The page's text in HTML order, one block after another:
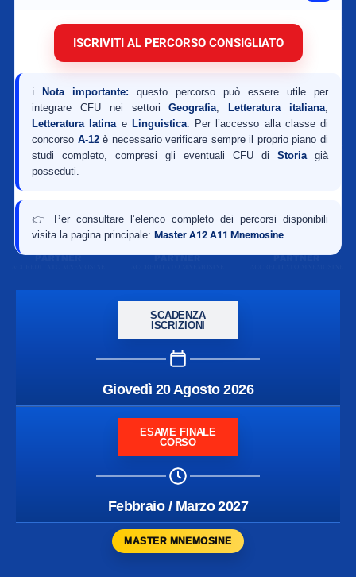
ISCRIVITI AL PERCORSO CONSIGLIATO
ℹ️ Nota importante: questo percorso può essere utile per
integrare CFU nei settoriGeografia, Letteratura italiana,
Letteratura latinae Linguistica. Per l’accesso alla classe di
concorso A-12è necessario verificare sempre il proprio piano di
studi completo, compresi gli eventuali CFU di Storiagià
posseduti.
👉 Per consultare l’elenco completo dei percorsi disponibili
visita la pagina principale: Master A12 A11 Mnemosine .
SCADENZA
ISCRIZIONI
Giovedì 20 Agosto 2026
ESAME FINALE
CORSO
Febbraio / Marzo 2027
MASTER MNEMOSINE